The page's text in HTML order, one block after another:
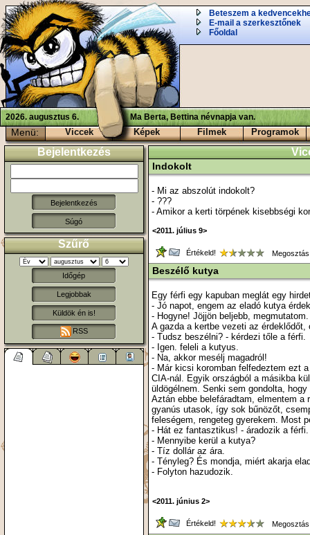
Beteszem a
E-mail a szerkesztőnek
Főoldal
2026. augusztus 6. Ma Berta, Bettina névnapja van.
Menü: Viccek Képek Filmek Programok
Bejelentkezés
Súgó
Szűrő
Időgép
Legjobbak
Küldök én is!
RSS
Indokolt
- Mi az abszolút indokolt?
- ???
- Amikor a kerti törpének kisebbségi
<2011. július 9>
Értékeld!
Beszélő kutya
Egy férfi egy kapuban meglát egy
- Jó napot, engem az eladó kutya
- Hogyne! Jöjjön beljebb, megmutatom.
A gazda a kertbe vezeti az
- Tudsz beszélni? - kérdezi tőle a férfi.
- Igen. feleli a kutyus.
- Na, akkor mesélj magadról!
- Már kicsi koromban felfedeztem ezt
CIA-nál. Egyik országból a másikba
üldögélnem. Senki sem gondolta,
Aztán ebbe belefáradtam, elmentem
gyanús utasok, így sok bűnözőt,
feleségem, rengeteg gyerekem. Most
- Hát ez fantasztikus! - áradozik a
- Mennyibe kerül a kutya?
- Tíz dollár az ára.
- Tényleg? És mondja, miért akarja
- Folyton hazudozik.
<2011. június 2>
Értékeld!